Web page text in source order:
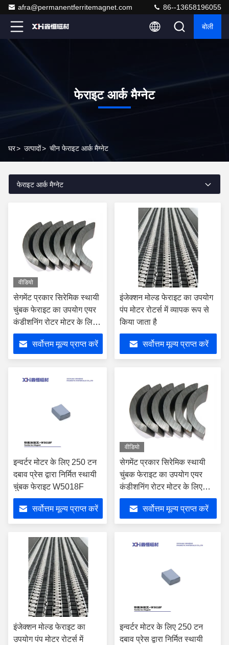
afra@permanentferritemagnet.com 86--13658196055
बोली
फेराइट आर्क मैग्नेट
घर> उत्पादों> चीन फेराइट आर्क मैग्नेट
फेराइट आर्क मैग्नेट
वीडियो
सेगमेंट प्रकार सिरेमिक स्थायी
चुंबक फेराइट का उपयोग एयर
कंडीशनिंग रोटर मोटर के लिए
किया जाता है
सर्वोत्तम मूल्य प्राप्त करें
इंजेक्शन मोल्ड फेराइट का उपयोग
पंप मोटर रोटर्स में व्यापक रूप से
किया जाता है
सर्वोत्तम मूल्य प्राप्त करें
इन्वर्टर मोटर के लिए 250 टन
दबाव प्रेस द्वारा निर्मित स्थायी
चुंबक फेराइट W5018F
सर्वोत्तम मूल्य प्राप्त करें
वीडियो
सेगमेंट प्रकार सिरेमिक स्थायी
चुंबक फेराइट का उपयोग एयर
कंडीशनिंग रोटर मोटर के लिए
किया जाता है
सर्वोत्तम मूल्य प्राप्त करें
इंजेक्शन मोल्ड फेराइट का
उपयोग पंप मोटर रोटर्स में
इन्वर्टर मोटर के लिए 250 टन
दबाव प्रेस द्वारा निर्मित स्थायी